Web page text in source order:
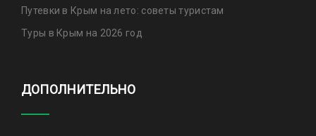
Путевки в Крым на лето: советы туристам
Туры в Крым на 2026 год
ДОПОЛНИТЕЛЬНО